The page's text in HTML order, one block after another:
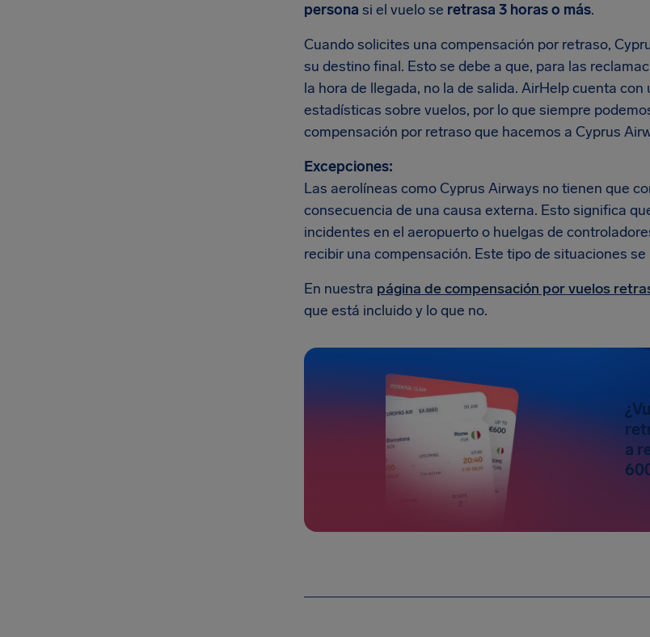
persona si el vuelo se retrasa 3 horas o más.
Cuando solicites una compensación por retraso,
su destino final. Esto se debe a que, para las
la hora de llegada, no la de salida. AirHelp cuenta
estadísticas sobre vuelos, por lo que siempre
compensación por retraso que hacemos a Cyprus
Excepciones:
Las aerolíneas como Cyprus Airways no tienen que
consecuencia de una causa externa. Esto significa
incidentes en el aeropuerto o huelgas de
recibir una compensación. Este tipo de situaciones se
En nuestra página de compensación por vuelos
que está incluido y lo que no.
a